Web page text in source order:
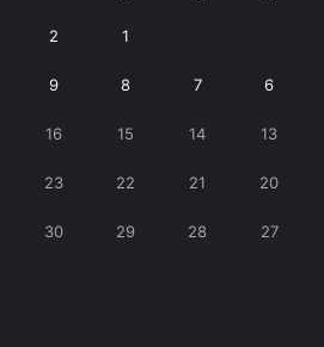
1
2
6
7
8
9
13
14
15
16
20
21
22
23
27
28
29
30